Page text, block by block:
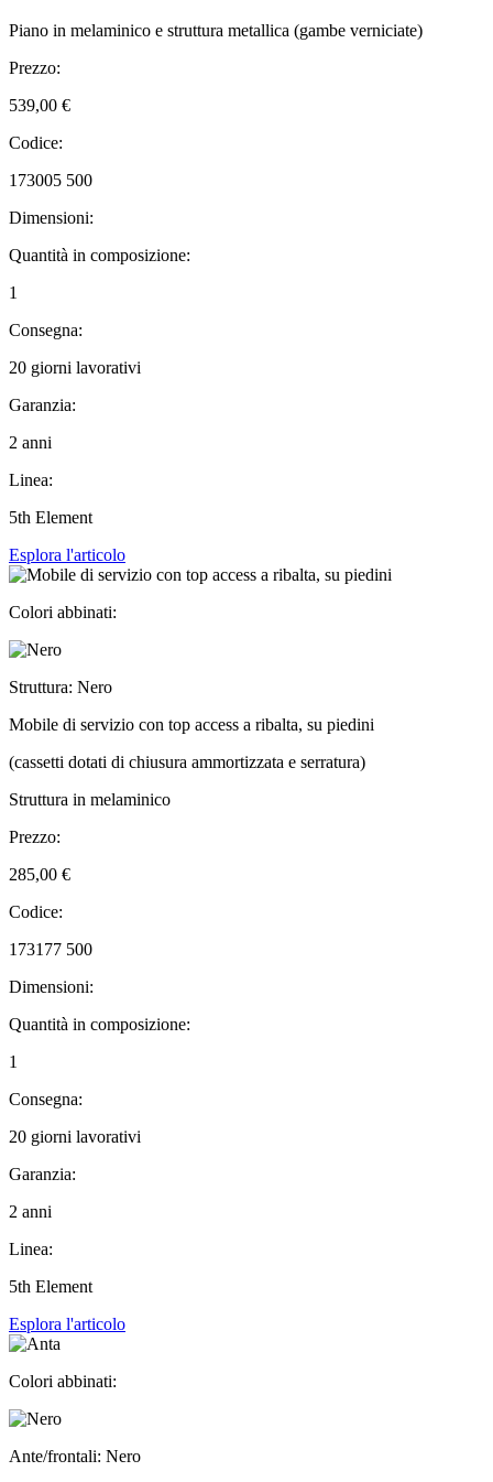
Piano in melaminico e struttura metallica (gambe verniciate)
Prezzo:
539,00 €
Codice:
173005 500
Dimensioni:
Quantità in composizione:
1
Consegna:
20 giorni lavorativi
Garanzia:
2 anni
Linea:
5th Element
Esplora l'articolo
Colori abbinati:
Struttura: Nero
Mobile di servizio con top access a ribalta, su piedini
(cassetti dotati di chiusura ammortizzata e serratura)
Struttura in melaminico
Prezzo:
285,00 €
Codice:
173177 500
Dimensioni:
Quantità in composizione:
1
Consegna:
20 giorni lavorativi
Garanzia:
2 anni
Linea:
5th Element
Esplora l'articolo
Colori abbinati:
Ante/frontali: Nero